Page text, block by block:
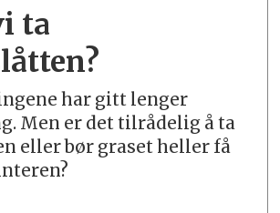
ta
har gitt lenger
Men er det tilrådelig å ta
eller bør graset heller få